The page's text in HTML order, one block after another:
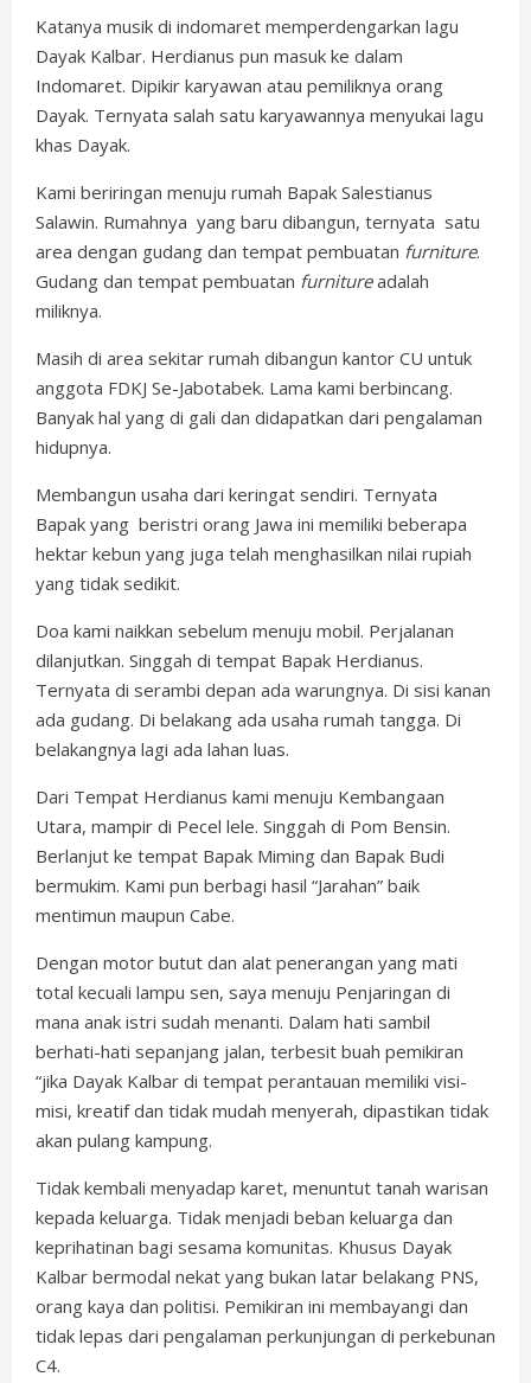
Katanya musik di indomaret memperdengarkan lagu
Dayak Kalbar. Herdianus pun masuk ke dalam
Indomaret. Dipikir karyawan atau pemiliknya orang
Dayak. Ternyata salah satu karyawannya menyukai lagu
khas Dayak.
Kami beriringan menuju rumah Bapak Salestianus
Salawin. Rumahnya yang baru dibangun, ternyata satu
area dengan gudang dan tempat pembuatan furniture.
Gudang dan tempat pembuatan furnitureadalah
miliknya.
Masih di area sekitar rumah dibangun kantor CU untuk
anggota FDKJ Se-Jabotabek. Lama kami berbincang.
Banyak hal yang di gali dan didapatkan dari pengalaman
hidupnya.
Membangun usaha dari keringat sendiri. Ternyata
Bapak yang beristri orang Jawa ini memiliki beberapa
hektar kebun yang juga telah menghasilkan nilai rupiah
yang tidak sedikit.
Doa kami naikkan sebelum menuju mobil. Perjalanan
dilanjutkan. Singgah di tempat Bapak Herdianus.
Ternyata di serambi depan ada warungnya. Di sisi kanan
ada gudang. Di belakang ada usaha rumah tangga. Di
belakangnya lagi ada lahan luas.
Dari Tempat Herdianus kami menuju Kembangaan
Utara, mampir di Pecel lele. Singgah di Pom Bensin.
Berlanjut ke tempat Bapak Miming dan Bapak Budi
bermukim. Kami pun berbagi hasil “Jarahan” baik
mentimun maupun Cabe.
Dengan motor butut dan alat penerangan yang mati
total kecuali lampu sen, saya menuju Penjaringan di
mana anak istri sudah menanti. Dalam hati sambil
berhati-hati sepanjang jalan, terbesit buah pemikiran
“jika Dayak Kalbar di tempat perantauan memiliki visi-
misi, kreatif dan tidak mudah menyerah, dipastikan tidak
akan pulang kampung.
Tidak kembali menyadap karet, menuntut tanah warisan
kepada keluarga. Tidak menjadi beban keluarga dan
keprihatinan bagi sesama komunitas. Khusus Dayak
Kalbar bermodal nekat yang bukan latar belakang PNS,
orang kaya dan politisi. Pemikiran ini membayangi dan
tidak lepas dari pengalaman perkunjungan di perkebunan
C4.